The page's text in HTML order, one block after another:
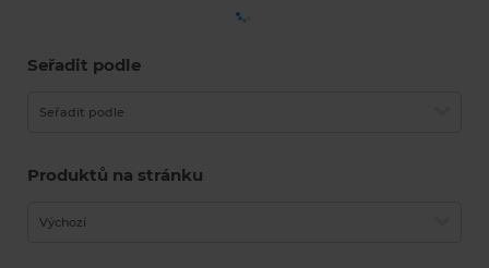
Seřadit podle
Seřadit podle
Produktů na stránku
Výchozí